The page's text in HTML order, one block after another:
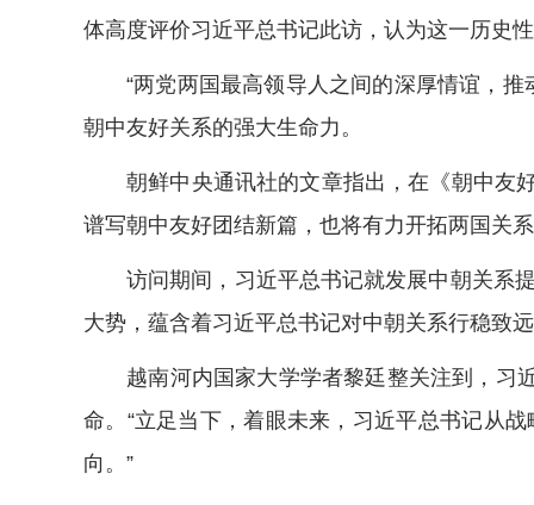
体高度评价习近平总书记此访，认为这一历史
“两党两国最高领导人之间的深厚情谊，推
朝中友好关系的强大生命力。
朝鲜中央通讯社的文章指出，在《朝中友好
谱写朝中友好团结新篇，也将有力开拓两国关
访问期间，习近平总书记就发展中朝关系提
大势，蕴含着习近平总书记对中朝关系行稳致
越南河内国家大学学者黎廷整关注到，习
命。“立足当下，着眼未来，习近平总书记从
向。”